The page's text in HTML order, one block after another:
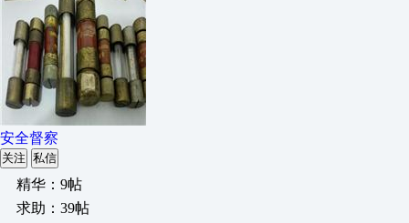
安全督察
关注 私信
精华：9帖
求助：39帖